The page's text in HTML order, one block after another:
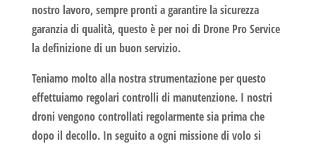
nostro lavoro, sempre pronti a garantire la sicurezza
garanzia di qualità, questo è per noi di Drone Pro Service
la definizione di un buon servizio.
Teniamo molto alla nostra strumentazione per questo
effettuiamo regolari controlli di manutenzione. I nostri
droni vengono controllati regolarmente sia prima che
dopo il decollo. In seguito a ogni missione di volo si